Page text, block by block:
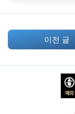
이전 글